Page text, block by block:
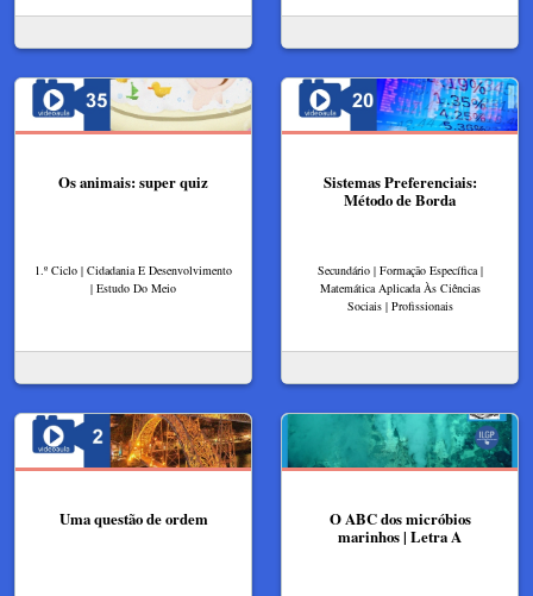
Os animais: super quiz
1.º Ciclo | Cidadania E Desenvolvimento
| Estudo Do Meio
Sistemas Preferenciais:
Método de Borda
Secundário | Formação Específica |
Matemática Aplicada Às Ciências
Sociais | Profissionais
Uma questão de ordem
O ABC dos micróbios
marinhos | Letra A